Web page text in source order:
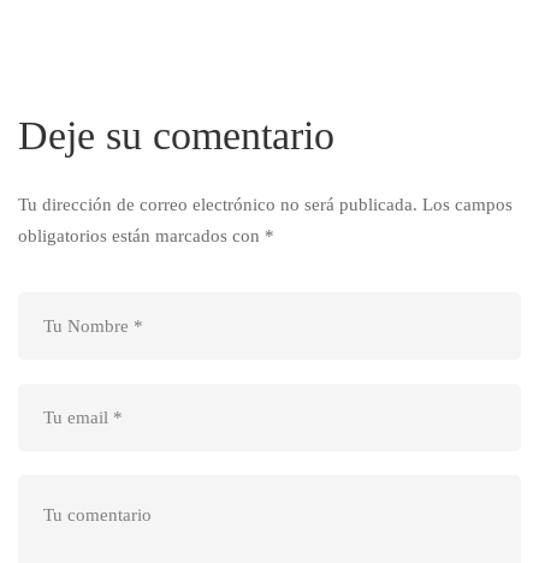
Deje su comentario
Tu dirección de correo electrónico no será publicada. Los campos
obligatorios están marcados con *